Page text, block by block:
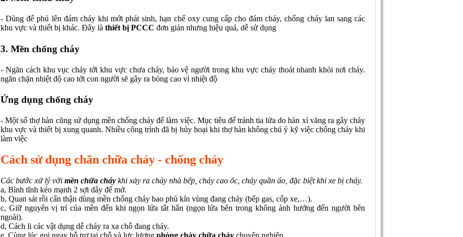
- Dùng để phủ lên đám cháy khi mới phát sinh, hạn chế oxy cung cấp cho đám cháy, chống cháy lan sang các
khu vực và thiết bị khác. Đây là thiết bị PCCC đơn giản nhưng hiệu quả, dễ sử dụng
3. Mền chống cháy
- Ngăn cách khu vục cháy tới khu vực chưa cháy, bảo vệ người trong khu vực cháy thoát nhanh khỏi nơi cháy.
ngăn chặn nhiệt độ cao tới con người sẽ gây ra bỏng cao vì nhiệt độ
Ứng dụng chống cháy
- Một số thợ hàn cũng sử dụng mền chống cháy để làm việc. Mục tiêu để tránh tia lửa do hàn xì văng ra gây cháy
khu vực và thiết bị xung quanh. Nhiều công trình đã bị hủy hoại khi thợ hàn không chú ý kỹ việc chống cháy khi
làm việc
Cách sử dụng chăn chữa cháy - chống cháy
Các bước xử lý với mền chữa cháy khi xảy ra cháy nhà bếp, cháy cao ốc, cháy quần áo, đặc biệt khi xe bị cháy.
a, Bình tĩnh kéo mạnh 2 sợi dây để mở.
b, Quan sát rồi cẩn thận dùng mền chống cháy bao phủ kín vùng đang cháy (bếp gas, cốp xe,…).
c, Giữ nguyên vị trí của mền đến khi ngọn lửa tắt hẳn (ngọn lửa bên trong không ảnh hưởng đến người bên
ngoài).
d, Cách li các vật dụng dễ cháy ra xa chỗ đang cháy.
e, Cùng lúc gọi ngay hỗ trợ tại chỗ và lực lượng phòng cháy chữa cháy chuyên nghiệp.